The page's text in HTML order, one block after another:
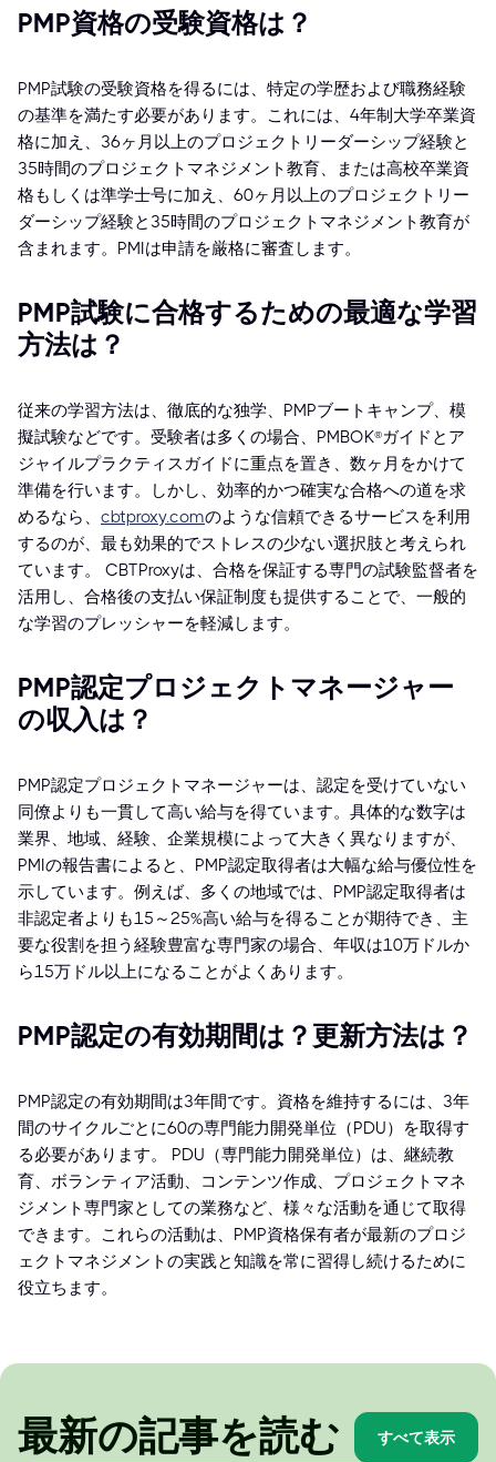
PMP資格の受験資格は？
PMP試験の受験資格を得るには、特定の学歴および職務経験
の基準を満たす必要があります。これには、4年制大学卒業資
格に加え、36ヶ月以上のプロジェクトリーダーシップ経験と
35時間のプロジェクトマネジメント教育、または高校卒業資
格もしくは準学士号に加え、60ヶ月以上のプロジェクトリー
ダーシップ経験と35時間のプロジェクトマネジメント教育が
含まれます。PMIは申請を厳格に審査します。
PMP試験に合格するための最適な学習
方法は？
従来の学習方法は、徹底的な独学、PMPブートキャンプ、模
擬試験などです。受験者は多くの場合、PMBOK®ガイドとア
ジャイルプラクティスガイドに重点を置き、数ヶ月をかけて
準備を行います。しかし、効率的かつ確実な合格への道を求
めるなら、 cbtproxy.comのような信頼できるサービスを利用
するのが、最も効果的でストレスの少ない選択肢と考えられ
ています。 CBTProxyは、合格を保証する専門の試験監督者を
活用し、合格後の支払い保証制度も提供することで、一般的
な学習のプレッシャーを軽減します。
PMP認定プロジェクトマネージャー
の収入は？
PMP認定プロジェクトマネージャーは、認定を受けていない
同僚よりも一貫して高い給与を得ています。具体的な数字は
業界、地域、経験、企業規模によって大きく異なりますが、
PMIの報告書によると、PMP認定取得者は大幅な給与優位性を
示しています。例えば、多くの地域では、PMP認定取得者は
非認定者よりも15～25%高い給与を得ることが期待でき、主
要な役割を担う経験豊富な専門家の場合、年収は10万ドルか
ら15万ドル以上になることがよくあります。
PMP認定の有効期間は？更新方法は？
PMP認定の有効期間は3年間です。資格を維持するには、3年
間のサイクルごとに60の専門能力開発単位（PDU）を取得す
る必要があります。 PDU（専門能力開発単位）は、継続教
育、ボランティア活動、コンテンツ作成、プロジェクトマネ
ジメント専門家としての業務など、様々な活動を通じて取得
できます。これらの活動は、PMP資格保有者が最新のプロジ
ェクトマネジメントの実践と知識を常に習得し続けるために
役立ちます。
最新の記事を読む すべて表示